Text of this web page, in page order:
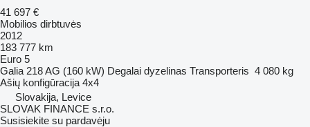
41 697 €
Mobilios dirbtuvės
2012
183 777 km
Euro 5
Galia 218 AG (160 kW) Degalai dyzelinas Transporteris 4 080 kg
Ašių konfigūracija 4x4
Slovakija, Levice
SLOVAK FINANCE s.r.o.
Susisiekite su pardavėju